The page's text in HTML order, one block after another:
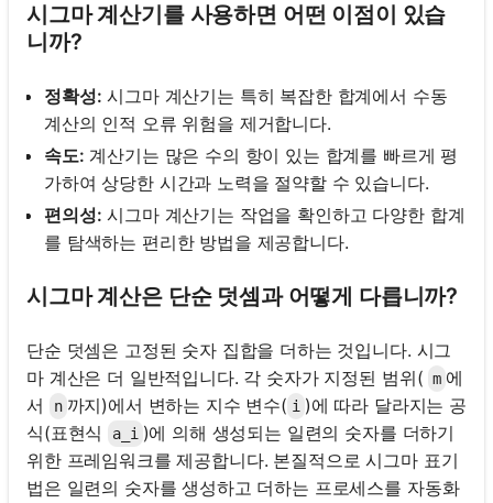
시그마 계산기를 사용하면 어떤 이점이 있습
니까?
정확성: 시그마 계산기는 특히 복잡한 합계에서 수동
계산의 인적 오류 위험을 제거합니다.
속도: 계산기는 많은 수의 항이 있는 합계를 빠르게 평
가하여 상당한 시간과 노력을 절약할 수 있습니다.
편의성: 시그마 계산기는 작업을 확인하고 다양한 합계
를 탐색하는 편리한 방법을 제공합니다.
시그마 계산은 단순 덧셈과 어떻게 다릅니까?
단순 덧셈은 고정된 숫자 집합을 더하는 것입니다. 시그
마 계산은 더 일반적입니다. 각 숫자가 지정된 범위( m 에
서
n 까지)에서 변하는 지수 변수( i )에 따라 달라지는 공
식(표현식
a_i )에 의해 생성되는 일련의 숫자를 더하기
위한 프레임워크를 제공합니다. 본질적으로 시그마 표기
법은 일련의 숫자를 생성하고 더하는 프로세스를 자동화